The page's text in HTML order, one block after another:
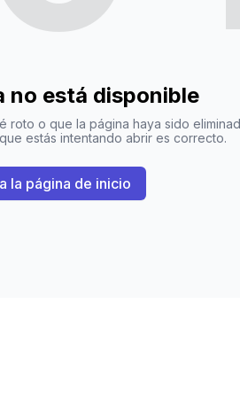
no está disponible
roto o que la página haya sido
estás intentando abrir es correcto.
la página de inicio